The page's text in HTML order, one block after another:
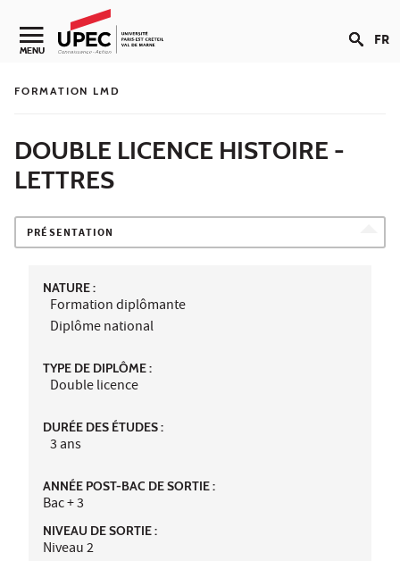
Aller au contenu
Navigation secondaire
MENU FR
FORMATION LMD
DOUBLE LICENCE HISTOIRE -
LETTRES
PRÉSENTATION
NATURE :
Formation diplômante
Diplôme national
TYPE DE DIPLÔME :
Double licence
DURÉE DES ÉTUDES :
3 ans
ANNÉE POST-BAC DE SORTIE :
Bac + 3
NIVEAU DE SORTIE :
Niveau 2